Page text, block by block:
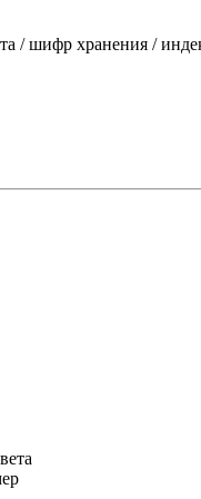
/ шифр хранения /